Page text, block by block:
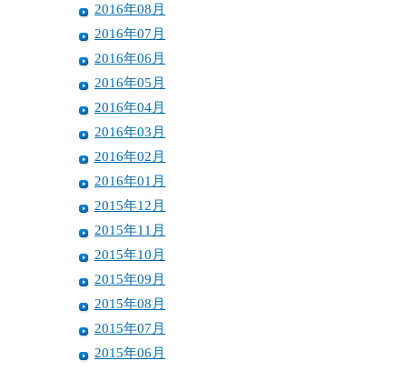
2016年08月
2016年07月
2016年06月
2016年05月
2016年04月
2016年03月
2016年02月
2016年01月
2015年12月
2015年11月
2015年10月
2015年09月
2015年08月
2015年07月
2015年06月